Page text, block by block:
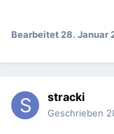
Bearbeitet28. Januar
stracki
Geschrieben